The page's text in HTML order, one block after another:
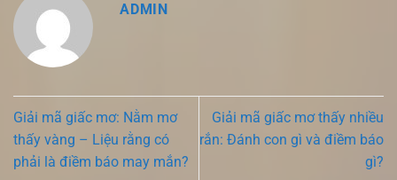
ADMIN
Giải mã giấc mơ: Nằm mơ
thấy vàng – Liệu rằng có
phải là điềm báo may mắn?
Giải mã giấc mơ thấy nhiều
rắn: Đánh con gì và điềm báo
gì?